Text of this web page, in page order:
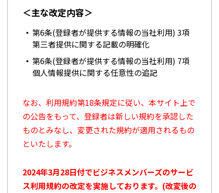
＜主な改定内容＞
第6条(登録者が提供する情報の当社利用) 3項
第三者提供に関する記載の明確化
第6条(登録者が提供する情報の当社利用) 7項
個人情報提供に関する任意性の追記
なお、利用規約第18条規定に従い、本サイト上で
の公告をもって、登録者は新しい規約を承認した
ものとみなし、変更された規約が適用されるもの
といたします。
2024年3月28日付でビジネスメンバーズのサービ
ス利用規約の改定を実施しております。(改変後の